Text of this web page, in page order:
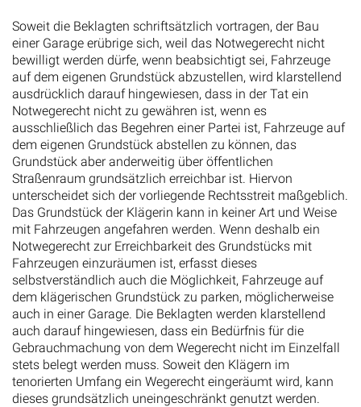
Soweit die Beklagten schriftsätzlich vortragen, der Bau
einer Garage erübrige sich, weil das Notwegerecht nicht
bewilligt werden dürfe, wenn beabsichtigt sei, Fahrzeuge
auf dem eigenen Grundstück abzustellen, wird klarstellend
ausdrücklich darauf hingewiesen, dass in der Tat ein
Notwegerecht nicht zu gewähren ist, wenn es
ausschließlich das Begehren einer Partei ist, Fahrzeuge auf
dem eigenen Grundstück abstellen zu können, das
Grundstück aber anderweitig über öffentlichen
Straßenraum grundsätzlich erreichbar ist. Hiervon
unterscheidet sich der vorliegende Rechtsstreit maßgeblich.
Das Grundstück der Klägerin kann in keiner Art und Weise
mit Fahrzeugen angefahren werden. Wenn deshalb ein
Notwegerecht zur Erreichbarkeit des Grundstücks mit
Fahrzeugen einzuräumen ist, erfasst dieses
selbstverständlich auch die Möglichkeit, Fahrzeuge auf
dem klägerischen Grundstück zu parken, möglicherweise
auch in einer Garage. Die Beklagten werden klarstellend
auch darauf hingewiesen, dass ein Bedürfnis für die
Gebrauchmachung von dem Wegerecht nicht im Einzelfall
stets belegt werden muss. Soweit den Klägern im
tenorierten Umfang ein Wegerecht eingeräumt wird, kann
dieses grundsätzlich uneingeschränkt genutzt werden.